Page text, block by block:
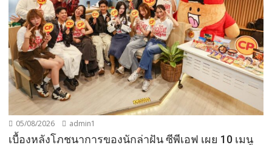
05/08/2026 admin1
เบื้องหลังโภชนาการของนักล่าฝัน ซีพีเอฟ เผย 10 เมนู